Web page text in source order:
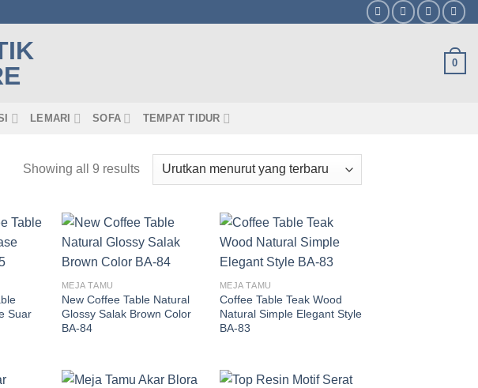
0
LEMARI SOFA TEMPAT TIDUR
Showing all 9 results
Suar
MEJA TAMU
New Coffee Table Natural
Glossy Salak Brown Color
BA-84
MEJA TAMU
Coffee Table Teak Wood
Natural Simple Elegant Style
BA-83